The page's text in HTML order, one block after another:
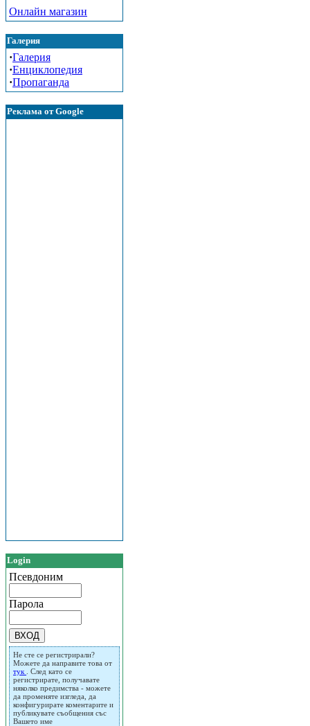
Онлайн магазин
Галерия
·Галерия
·Енциклопедия
·Пропаганда
Реклама от Google
Login
Псевдоним
Парола
Не сте се регистрирали?
Можете да направите това от
тук
. След като се
регистрирате, получавате
няколко предимства - можете
да променяте изгледа, да
конфигурирате коментарите и
публикувате съобщения със
Вашето име